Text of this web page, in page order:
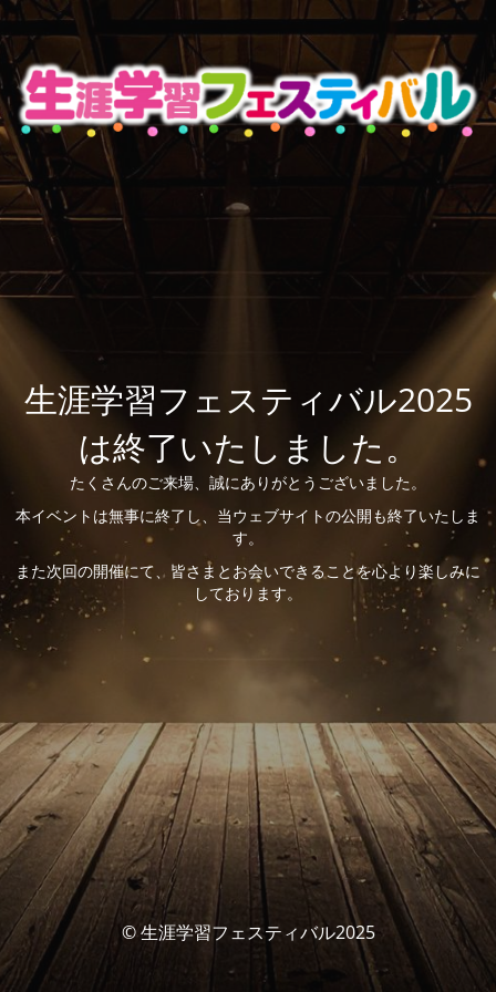
生涯学習フェスティバル2025
は終了いたしました。
たくさんのご来場、誠にありがとうございました。
本イベントは無事に終了し、当ウェブサイトの公開も終了いたしま
す。
また次回の開催にて、皆さまとお会いできることを心より楽しみに
しております。
© 生涯学習フェスティバル2025